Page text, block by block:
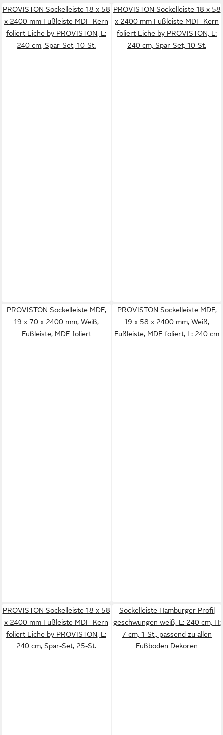
PROVISTON Sockelleiste 18 x 58
x 2400 mm Fußleiste MDF-Kern
foliert Eiche by PROVISTON, L:
240 cm, Spar-Set, 10-St.
PROVISTON Sockelleiste 18 x 58
x 2400 mm Fußleiste MDF-Kern
foliert Eiche by PROVISTON, L:
240 cm, Spar-Set, 10-St.
PROVISTON Sockelleiste MDF,
19 x 70 x 2400 mm, Weiß,
Fußleiste, MDF foliert
PROVISTON Sockelleiste MDF,
19 x 58 x 2400 mm, Weiß,
Fußleiste, MDF foliert, L: 240 cm
PROVISTON Sockelleiste 18 x 58
x 2400 mm Fußleiste MDF-Kern
foliert Eiche by PROVISTON, L:
240 cm, Spar-Set, 25-St.
Sockelleiste Hamburger Profil
geschwungen weiß, L: 240 cm, H:
7 cm, 1-St., passend zu allen
Fußboden Dekoren